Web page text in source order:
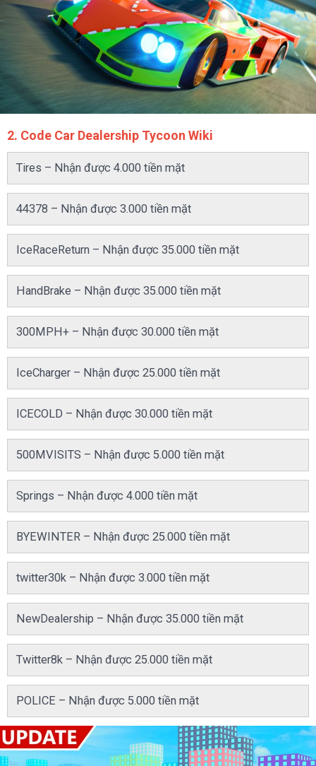
2. Code Car Dealership Tycoon Wiki
Tires – Nhận được 4.000 tiền mặt
44378 – Nhận được 3.000 tiền mặt
IceRaceReturn – Nhận được 35.000 tiền mặt
HandBrake – Nhận được 35.000 tiền mặt
300MPH+ – Nhận được 30.000 tiền mặt
IceCharger – Nhận được 25.000 tiền mặt
ICECOLD – Nhận được 30.000 tiền mặt
500MVISITS – Nhận được 5.000 tiền mặt
Springs – Nhận được 4.000 tiền mặt
BYEWINTER – Nhận được 25.000 tiền mặt
twitter30k – Nhận được 3.000 tiền mặt
NewDealership – Nhận được 35.000 tiền mặt
Twitter8k – Nhận được 25.000 tiền mặt
POLICE – Nhận được 5.000 tiền mặt